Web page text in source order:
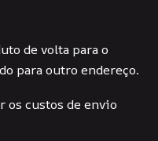
de volta para o
para outro endereço.
os custos de envio